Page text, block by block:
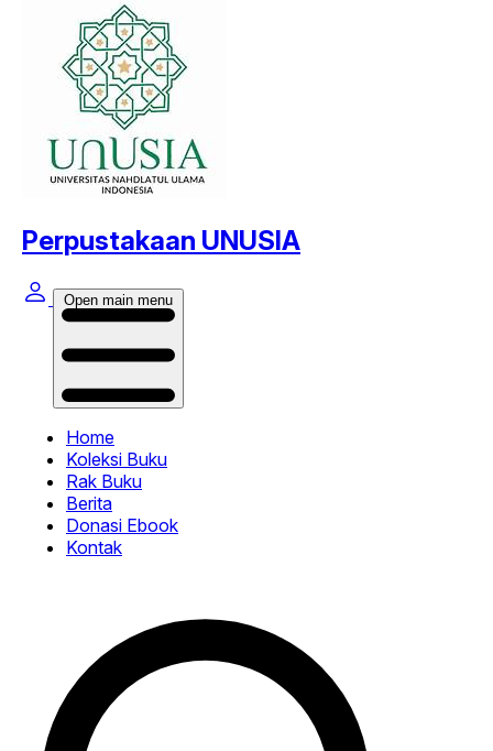
Perpustakaan UNUSIA
Open main menu
Home
Koleksi Buku
Rak Buku
Berita
Donasi Ebook
Kontak